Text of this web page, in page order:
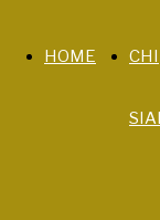
HOME CHI